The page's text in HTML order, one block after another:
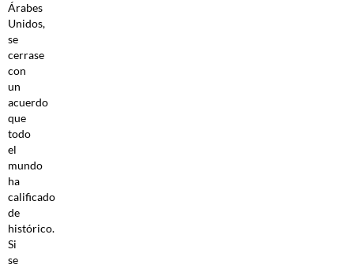
Árabes
Unidos,
se
cerrase
con
un
acuerdo
que
todo
el
mundo
ha
calificado
de
histórico.
Si
se